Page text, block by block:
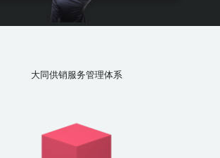
大同供销服务管理体系